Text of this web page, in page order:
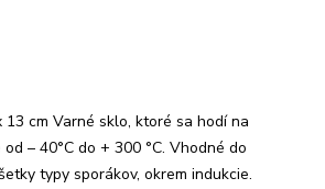
13 cm Varné sklo, ktoré sa hodí na
– 40°C do + 300 °C. Vhodné do
typy sporákov, okrem indukcie.